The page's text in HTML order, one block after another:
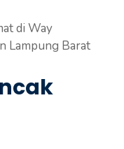
di Way
Lampung Barat